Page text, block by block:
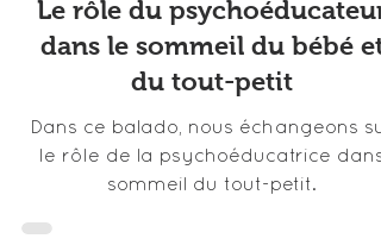
Balados
Le rôle du psychoéducateur
dans le sommeil du bébé et
du tout-petit
Dans ce balado, nous échangeons